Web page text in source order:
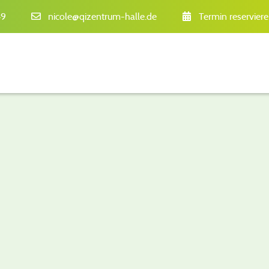
nicole@qizentrum-halle.de Termin